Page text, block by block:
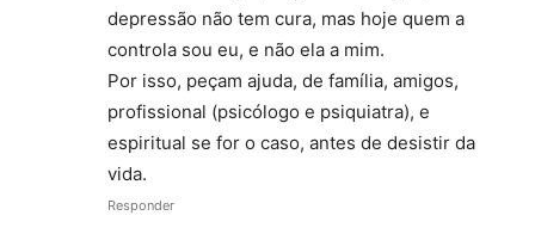
depressão não tem cura, mas hoje quem a
controla sou eu, e não ela a mim.
Por isso, peçam ajuda, de família, amigos,
profissional (psicólogo e psiquiatra), e
espiritual se for o caso, antes de desistir da
vida.
Responder